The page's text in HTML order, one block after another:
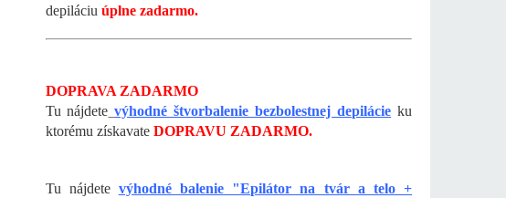
depiláciuúplne zadarmo.
DOPRAVA ZADARMO
Tu nájdete výhodné štvorbalenie bezbolestnej depilácie ku
ktorému získavate DOPRAVU ZADARMO.
Tu nájdete výhodné balenie "Epilátor na tvár a telo +